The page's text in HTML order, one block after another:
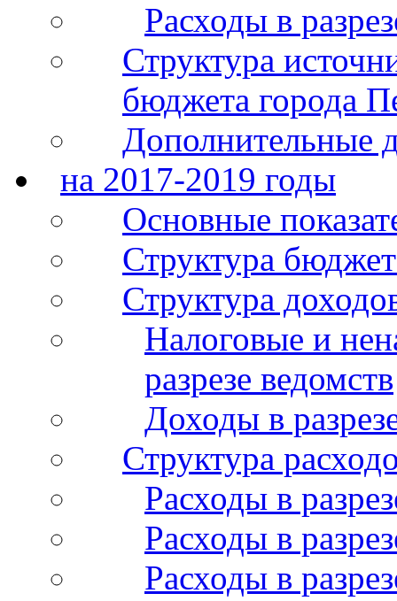
Расходы в
Структура
бюджета города
Дополнительные
на 2017-2019 годы
Основные
Структура
Структура
Налоговые и
разрезе ведомств
Доходы в
Структура
Расходы в
Расходы в
Расходы в